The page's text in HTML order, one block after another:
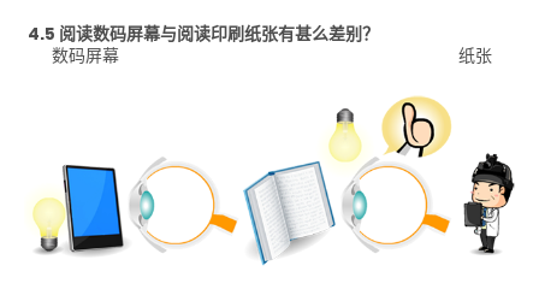
4.5 阅读数码屏幕与阅读印刷纸张有甚么差别？
数码屏幕 纸张